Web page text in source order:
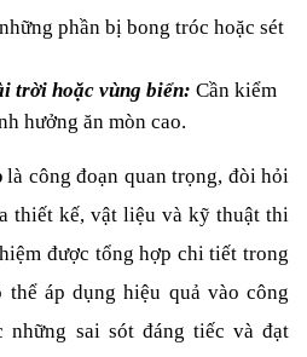
phần bị bong tróc hoặc sét
trời hoặc vùng biển: Cần kiểm
hưởng ăn mòn cao.
là công đoạn quan trọng, đòi hỏi
thiết kế, vật liệu và kỹ thuật thi
được tổng hợp chi tiết trong
áp dụng hiệu quả vào công
những sai sót đáng tiếc và đạt